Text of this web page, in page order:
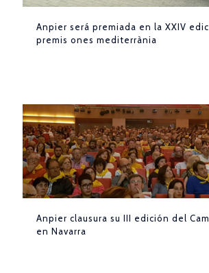
Anpier será premiada en la XXIV
premis ones mediterrània
Anpier clausura su III edición del
en Navarra